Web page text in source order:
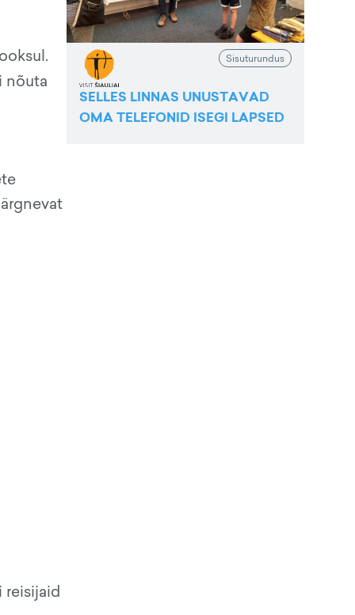
nõuta
reisijaid
Sisuturundus
SELLES LINNAS UNUSTAVAD
OMA TELEFONID ISEGI LAPSED